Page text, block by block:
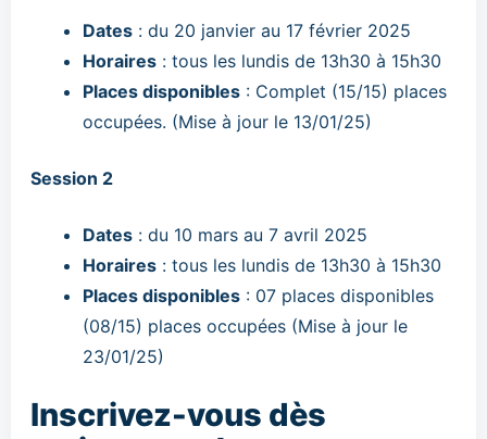
Dates: du 20 janvier au 17 février 2025
Horaires: tous les lundis de 13h30 à 15h30
Places disponibles: Complet (15/15) places
occupées. (Mise à jour le 13/01/25)
Session 2
Dates: du 10 mars au 7 avril 2025
Horaires: tous les lundis de 13h30 à 15h30
Places disponibles: 07 places disponibles
(08/15) places occupées (Mise à jour le
23/01/25)
Inscrivez-vous dès